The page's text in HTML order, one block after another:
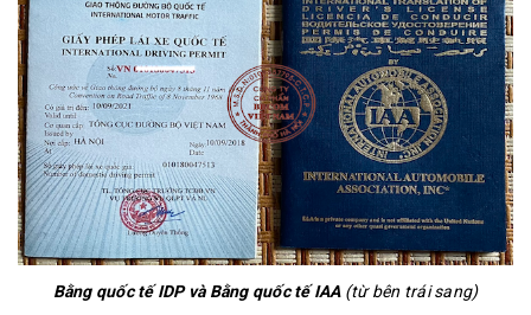
Bằng quốc tế IDP và Bằng quốc tế IAA(từ bên trái sang)